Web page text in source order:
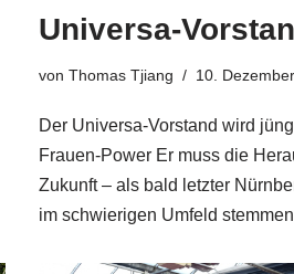
Universa-
von Thomas Tjiang 10.
Der Universa-Vorstand wird
Frauen-Power Er muss die
Zukunft – als bald letzter
im schwierigen Umfeld